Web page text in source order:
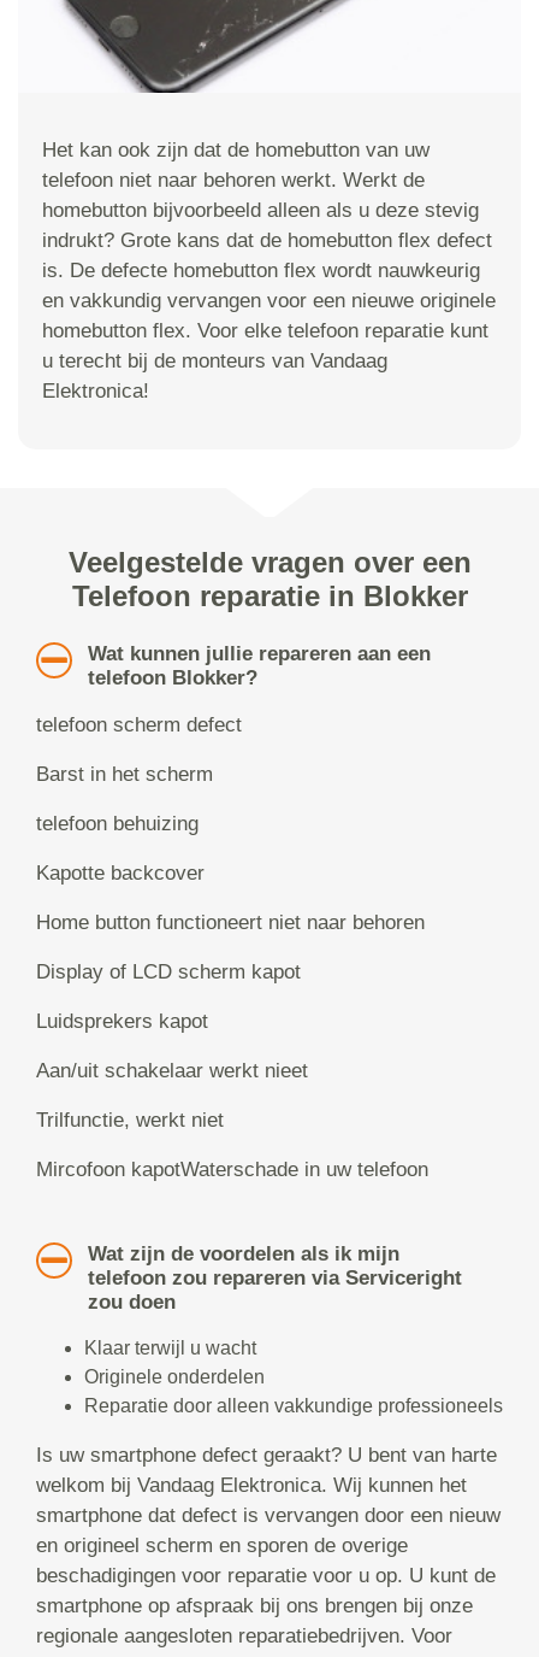
Het kan ook zijn dat de homebutton van uw
telefoon niet naar behoren werkt. Werkt de
homebutton bijvoorbeeld alleen als u deze stevig
indrukt? Grote kans dat de homebutton flex defect
is. De defecte homebutton flex wordt nauwkeurig
en vakkundig vervangen voor een nieuwe originele
homebutton flex. Voor elke telefoon reparatie kunt
u terecht bij de monteurs van Vandaag
Elektronica!
Veelgestelde vragen over een
Telefoon reparatie in Blokker
Wat kunnen jullie repareren aan een
telefoon Blokker?
telefoon scherm defect
Barst in het scherm
telefoon behuizing
Kapotte backcover
Home button functioneert niet naar behoren
Display of LCD scherm kapot
Luidsprekers kapot
Aan/uit schakelaar werkt nieet
Trilfunctie, werkt niet
Mircofoon kapotWaterschade in uw telefoon
Wat zijn de voordelen als ik mijn
telefoon zou repareren via Serviceright
zou doen
Klaar terwijl u wacht
Originele onderdelen
Reparatie door alleen vakkundige professioneels
Is uw smartphone defect geraakt? U bent van harte
welkom bij Vandaag Elektronica. Wij kunnen het
smartphone dat defect is vervangen door een nieuw
en origineel scherm en sporen de overige
beschadigingen voor reparatie voor u op. U kunt de
smartphone op afspraak bij ons brengen bij onze
regionale aangesloten reparatiebedrijven. Voor